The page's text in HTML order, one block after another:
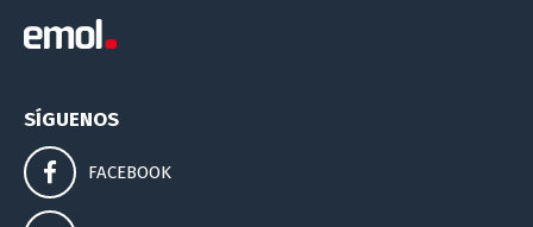
SÍGUENOS
FACEBOOK